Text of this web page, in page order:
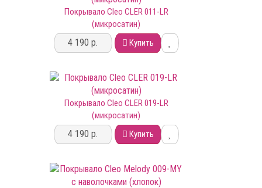
Покрывало Cleo CLER 011-LR
(микросатин)
4 190 р. Купить
Покрывало Cleo CLER 019-LR
(микросатин)
4 190 р. Купить